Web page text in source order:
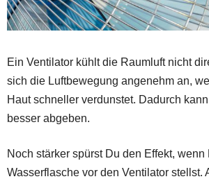
Ein Ventilator kühlt die Raumluft nicht
sich die Luftbewegung angenehm an,
Haut schneller verdunstet. Dadurch
besser abgeben.
Noch stärker spürst Du den Effekt,
Wasserflasche vor den Ventilator stellst.